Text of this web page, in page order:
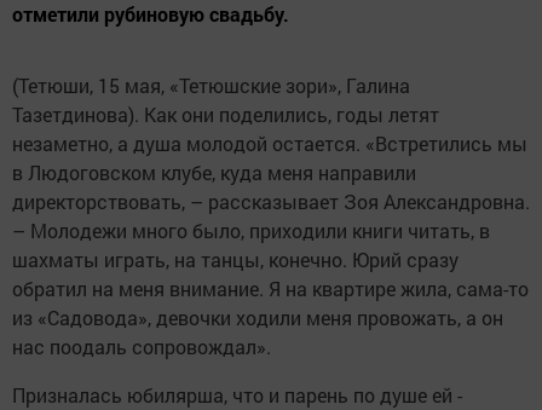
отметили рубиновую свадьбу.
(Тетюши, 15 мая, «Тетюшские зори», Галина
Тазетдинова). Как они поделились, годы летят
незаметно, а душа молодой остается. «Встретились мы
в Людоговском клубе, куда меня направили
директорствовать, – рассказывает Зоя Александровна.
– Молодежи много было, приходили книги читать, в
шахматы играть, на танцы, конечно. Юрий сразу
обратил на меня внимание. Я на квартире жила, сама-то
из «Садовода», девочки ходили меня провожать, а он
нас поодаль сопровождал».
Призналась юбилярша, что и парень по душе ей ­